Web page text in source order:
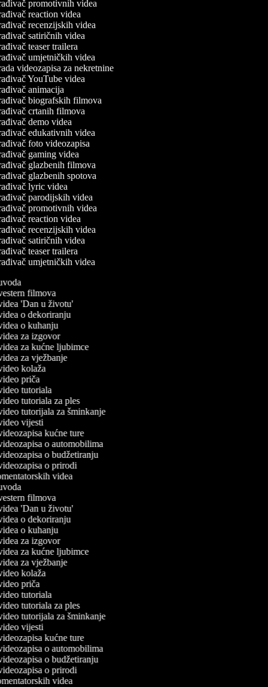
promotivnih videa
reaction videa
recenzijskih videa
satiričnih videa
teaser trailera
umjetničkih videa
videozapisa za nekretnine
YouTube videa
animacija
biografskih filmova
crtanih filmova
demo videa
edukativnih videa
foto videozapisa
gaming videa
glazbenih filmova
glazbenih spotova
lyric videa
parodijskih videa
promotivnih videa
reaction videa
recenzijskih videa
satiričnih videa
teaser trailera
umjetničkih videa
filmova
'Dan u životu'
o dekoriranju
o kuhanju
za izgovor
za kućne ljubimce
za vježbanje
kolaža
priča
tutoriala
tutoriala za ples
tutorijala za šminkanje
vijesti
kućne ture
o automobilima
o budžetiranju
o prirodi
videa
filmova
'Dan u životu'
o dekoriranju
o kuhanju
za izgovor
za kućne ljubimce
za vježbanje
kolaža
priča
tutoriala
tutoriala za ples
tutorijala za šminkanje
vijesti
kućne ture
o automobilima
o budžetiranju
o prirodi
videa